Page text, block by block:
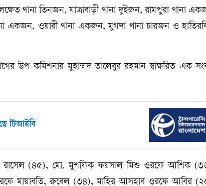
থানা তিনজন, যাত্রাবাড়ী থানা দুইজন, রামপুরা থানা
একজন, ওয়ারী থানা একজন, মুগদা থানা চারজন ও
উপ-কমিশনার মুহাম্মদ তালেবুর রহমান স্বাক্ষরিত এক
টিআইবি
রাসেল (৪৫), মো. মুশফিক ফয়সাল মিশু ওরফে আশিক
মায়াবতি, রুবেল (৩৪), মাহির আসহাব ওরফে আবির